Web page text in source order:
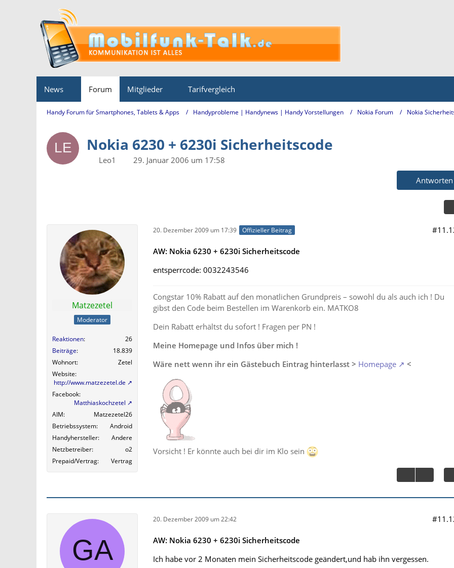
News Forum Mitglieder Tarifvergleich
Handy Forum für Smartphones, Tablets & Apps Handyprobleme | Handynews | Handy Vorstellungen Nokia Forum Nokia
Nokia 6230 + 6230i Sicherheitscode
Leo1
29. Januar 2006 um 17:58
Antworten
Matzezetel
Moderator
Reaktionen
26
Beiträge
18.839
Wohnort
Zetel
Website
http://www.matzezetel.de
Facebook
Matthiaskochzetel
AIM
Matzezetel26
Betriebssystem
Android
Handyhersteller
Andere
Netzbetreiber
o2
Prepaid/Vertrag
Vertrag
20. Dezember 2009 um 17:39 Offizieller Beitrag
AW: Nokia 6230 + 6230i Sicherheitscode
entsperrcode: 0032243546
Congstar 10% Rabatt auf den monatlichen Grundpreis – sowohl du als auch ich ! Du
gibst den Code beim Bestellen im Warenkorb ein. MATKO8
Dein Rabatt erhältst du sofort ! Fragen per PN !
Meine Homepage und Infos über mich !
Wäre nett wenn ihr ein Gästebuch Eintrag hinterlasst > Homepage <
Vorsicht ! Er könnte auch bei dir im Klo sein
20. Dezember 2009 um 22:42
AW: Nokia 6230 + 6230i Sicherheitscode
Ich habe vor 2 Monaten mein Sicherheitscode geändert,und hab ihn vergessen.